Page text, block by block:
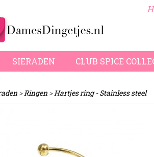
SIERADEN CLUB SPICE
>Ringen >Hartjes ring - Stainless steel